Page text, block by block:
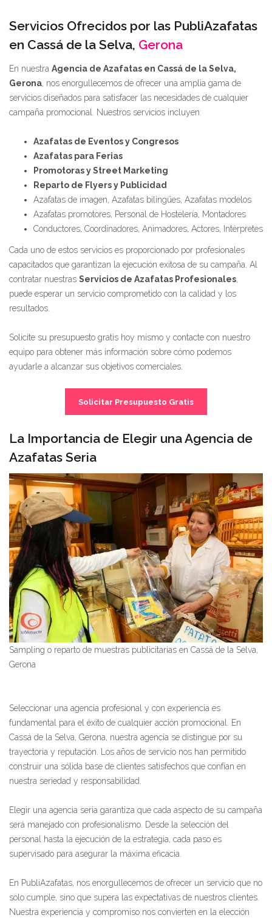
Servicios Ofrecidos por las PubliAzafatas
en Cassá de la Selva, Gerona
En nuestra Agencia de Azafatas en Cassá de la Selva,
Gerona , nos enorgullecemos de ofrecer una amplia gama de
servicios diseñados para satisfacer las necesidades de cualquier
campaña promocional. Nuestros servicios incluyen:
Azafatas de Eventos y Congresos
Azafatas para Ferias
Promotoras y Street Marketing
Reparto de Flyers y Publicidad
Azafatas de imagen, Azafatas bilingües, Azafatas modelos
Azafatas promotores, Personal de Hostelería, Montadores
Conductores, Coordinadores, Animadores, Actores, Intérpretes
Cada uno de estos servicios es proporcionado por profesionales
capacitados que garantizan la ejecución exitosa de su campaña. Al
contratar nuestras Servicios de Azafatas Profesionales,
puede esperar un servicio comprometido con la calidad y los
resultados.
Solicite su presupuesto gratis hoy mismo y contacte con nuestro
equipo para obtener más información sobre cómo podemos
ayudarle a alcanzar sus objetivos comerciales.
Solicitar Presupuesto Gratis
La Importancia de Elegir una Agencia de
Azafatas Seria
Sampling o reparto de muestras publicitarias en Cassá de la Selva,
Gerona
Seleccionar una agencia profesional y con experiencia es
fundamental para el éxito de cualquier acción promocional. En
Cassá de la Selva, Gerona, nuestra agencia se distingue por su
trayectoria y reputación. Los años de servicio nos han permitido
construir una sólida base de clientes satisfechos que confían en
nuestra seriedad y responsabilidad.
Elegir una agencia seria garantiza que cada aspecto de su campaña
será manejado con profesionalismo. Desde la selección del
personal hasta la ejecución de la estrategia, cada paso es
supervisado para asegurar la máxima eficacia.
En PubliAzafatas, nos enorgullecemos de ofrecer un servicio que no
solo cumple, sino que supera las expectativas de nuestros clientes.
Nuestra experiencia y compromiso nos convierten en la elección